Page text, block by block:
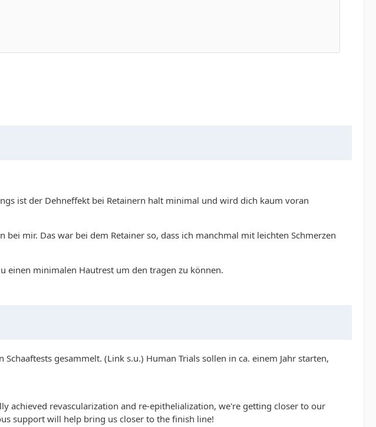
ist der Dehneffekt bei Retainern halt minimal und wird dich kaum voran
mir. Das war bei dem Retainer so, dass ich manchmal mit leichten Schmerzen
einen minimalen Hautrest um den tragen zu können.
gesammelt. (Link s.u.) Human Trials sollen in ca. einem Jahr starten,
achieved revascularization and re-epithelialization, we're getting closer to our
support will help bring us closer to the finish line!